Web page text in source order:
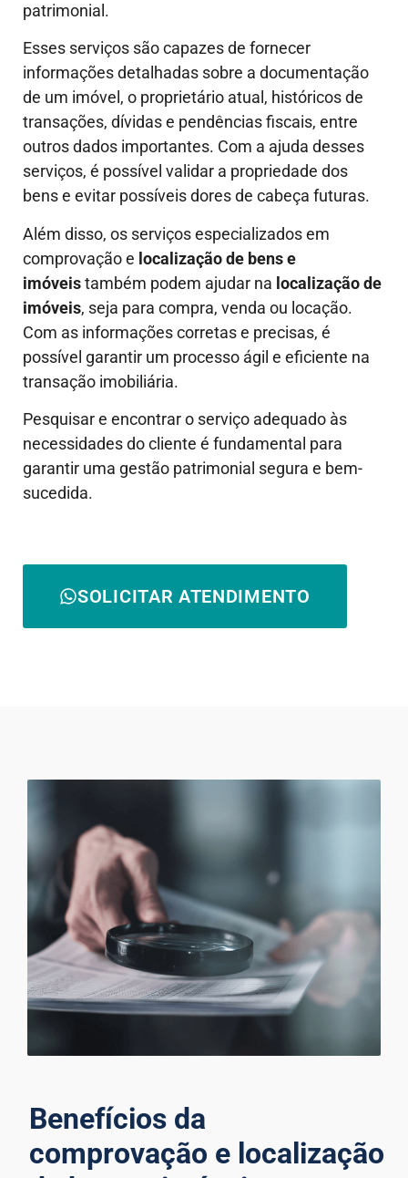
patrimonial.
Esses serviços são capazes de fornecer
informações detalhadas sobre a documentação
de um imóvel, o proprietário atual, históricos de
transações, dívidas e pendências fiscais, entre
outros dados importantes. Com a ajuda desses
serviços, é possível validar a propriedade dos
bens e evitar possíveis dores de cabeça futuras.
Além disso, os serviços especializados em
comprovação e localização de bens e
imóveistambém podem ajudar na localização de
imóveis, seja para compra, venda ou locação.
Com as informações corretas e precisas, é
possível garantir um processo ágil e eficiente na
transação imobiliária.
Pesquisar e encontrar o serviço adequado às
necessidades do cliente é fundamental para
garantir uma gestão patrimonial segura e bem-
sucedida.
SOLICITAR ATENDIMENTO
Benefícios da
comprovação e localização